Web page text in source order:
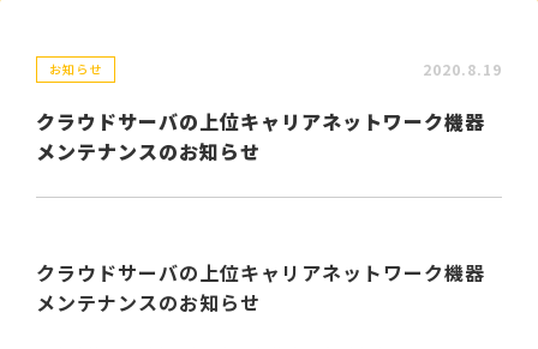
お知らせ 2020.8.19
クラウドサーバの上位キャリアネットワーク機器
メンテナンスのお知らせ
クラウドサーバの上位キャリアネットワーク機器
メンテナンスのお知らせ